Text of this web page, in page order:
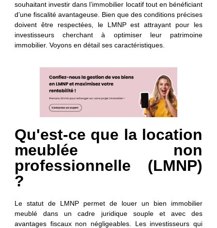
souhaitant investir dans l’immobilier locatif tout en bénéficiant
d’une fiscalité avantageuse. Bien que des conditions précises
doivent être respectées, le LMNP est attrayant pour les
investisseurs cherchant à optimiser leur patrimoine
immobilier. Voyons en détail ses caractéristiques.
Qu'est-ce que la location
meublée non
professionnelle (LMNP)
?
Le statut de LMNP permet de louer un bien immobilier
meublé dans un cadre juridique souple et avec des
avantages fiscaux non négligeables. Les investisseurs qui